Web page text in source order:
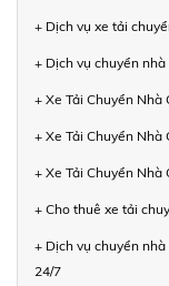
+ Dịch vụ xe tải
+ Dịch vụ chuyển
+ Xe Tải Chuyển Nhà
+ Xe Tải Chuyển Nhà
+ Xe Tải Chuyển Nhà
+ Cho thuê xe tải
+ Dịch vụ chuyển
24/7